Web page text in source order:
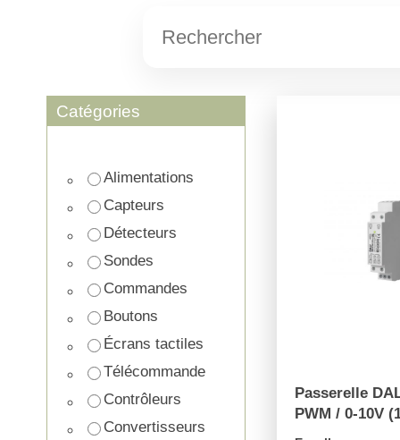
Catégories
Alimentations
Capteurs
Détecteurs
Sondes
Commandes
Boutons
Écrans tactiles
Télécommande
Contrôleurs
Convertisseurs
Passerelle
PWM / 0-10V